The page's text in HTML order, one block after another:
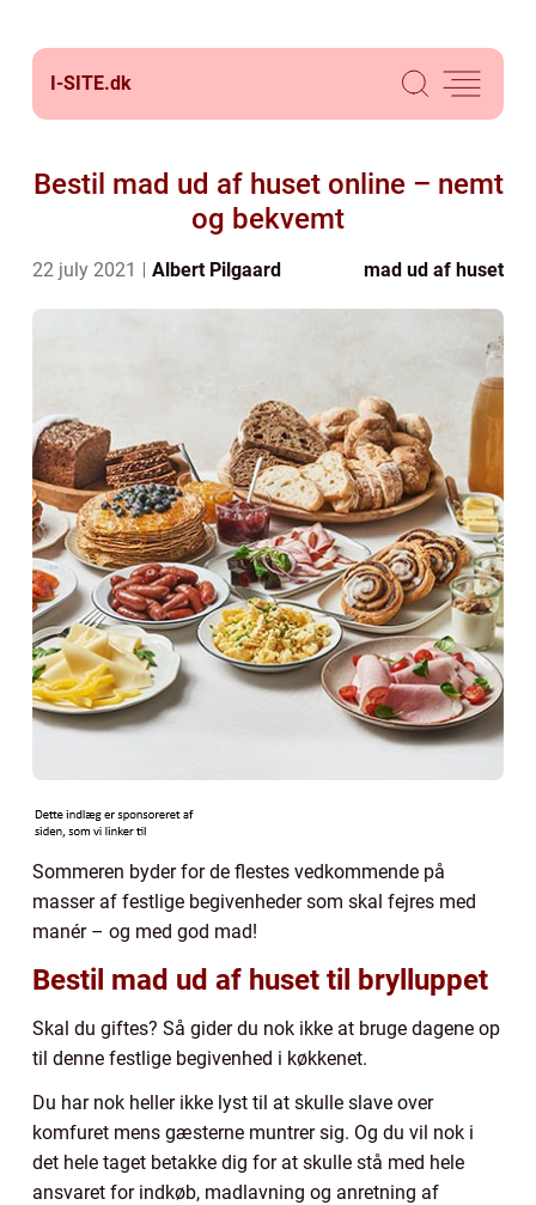
I-SITE.dk
Bestil mad ud af huset online – nemt
og bekvemt
22 july 2021 Albert Pilgaard mad ud af huset
Sommeren byder for de flestes vedkommende på
masser af festlige begivenheder som skal fejres med
manér – og med god mad!
Bestil mad ud af huset til brylluppet
Skal du giftes? Så gider du nok ikke at bruge dagene op
til denne festlige begivenhed i køkkenet.
Du har nok heller ikke lyst til at skulle slave over
komfuret mens gæsterne muntrer sig. Og du vil nok i
det hele taget betakke dig for at skulle stå med hele
ansvaret for indkøb, madlavning og anretning af